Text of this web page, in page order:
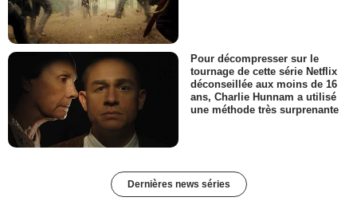
Pour décompresser sur le
tournage de cette série Netflix
déconseillée aux moins de 16
ans, Charlie Hunnam a utilisé
une méthode très surprenante
Dernières news séries